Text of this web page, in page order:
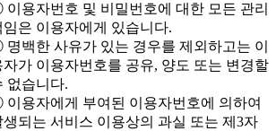
용자번호 및 비밀번호에 대한 모든 관리
임은 이용자에게 있습니다.
백한 사유가 있는 경우를 제외하고는 이
자가 이용자번호를 공유, 양도 또는 변경할
없습니다.
용자에게 부여된 이용자번호에 의하여
생되는 서비스 이용상의 과실 또는 제3자